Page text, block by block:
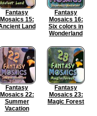
Fantasy
Mosaics 15:
Land
Fantasy
Mosaics 16:
Six colors in
Wonderland
Fantasy
Mosaics 22:
Summer
Vacation
Fantasy
Mosaics 23:
Magic Forest